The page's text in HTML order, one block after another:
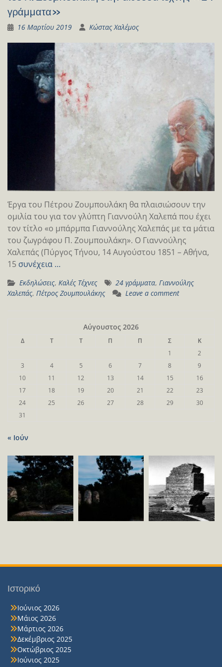
γράμματα»
16 Μαρτίου 2019 Κώστας Χαλέμος
Έργα του Πέτρου Ζουμπουλάκη θα πλαισιώσουν την
ομιλία του για τον γλύπτη Γιαννούλη Χαλεπά που έχει
τον τίτλο «ο μπάρμπα Γιαννούλης Χαλεπάς με τα μάτια
του ζωγράφου Π. Ζουμπουλάκη». Ο Γιαννούλης
Χαλεπάς (Πύργος Τήνου, 14 Αυγούστου 1851 – Αθήνα,
15 συνέχεια …
Εκδηλώσεις, Καλές Τέχνες 24 γράμματα, Γιαννούλης
Χαλεπάς, Πέτρος Ζουμπουλάκης Leave a comment
Αύγουστος 2026
Δ Τ Τ Π Π Σ
Κ
1
2
3
4 5 6 7 8
9
10
11 12 13 14 15
16
17
18 19 20 21 22
23
24
25 26 27 28 29
30
31
« Ιούν
Ιστορικό
Ιούνιος 2026
Μάιος 2026
Μάρτιος 2026
Δεκέμβριος 2025
Οκτώβριος 2025
Ιούνιος 2025